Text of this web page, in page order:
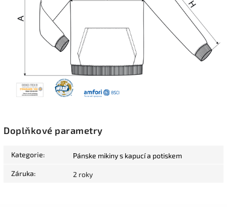
Doplňkové parametry
Kategorie: Pánske mikiny s kapucí a potiskem
Záruka: 2 roky